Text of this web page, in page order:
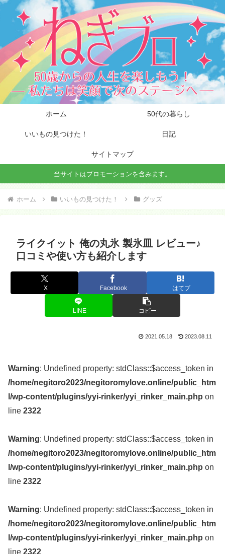
ホーム 50代の暮らし
いいもの見つけた！ 日記
サイトマップ
当サイトはプロモーションを含みます。
ホーム いいもの見つけた！ グッズ
ライクイット 俺の丸氷 製氷皿 レビュー♪
口コミや使い方も紹介します
X Facebook はてブ
LINE コピー
2021.05.18 2023.08.11
Warning: Undefined property: stdClass::$access_token in
/home/negitoro2023/negitoromylove.online/public_htm
l/wp-content/plugins/yyi-rinker/yyi_rinker_main.php on
line 2322
Warning: Undefined property: stdClass::$access_token in
/home/negitoro2023/negitoromylove.online/public_htm
l/wp-content/plugins/yyi-rinker/yyi_rinker_main.php on
line 2322
Warning: Undefined property: stdClass::$access_token in
/home/negitoro2023/negitoromylove.online/public_htm
l/wp-content/plugins/yyi-rinker/yyi_rinker_main.php on
line 2322